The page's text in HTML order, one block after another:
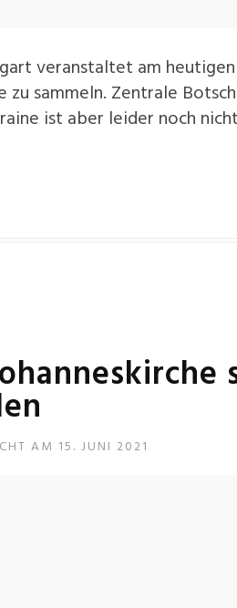
veranstaltet am
zu sammeln. Zentrale
ist aber leider noch
AM 15. JUNI 2021